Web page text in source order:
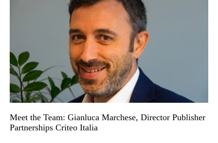
Meet the Team: Gianluca Marchese, Director Publisher
Partnerships Criteo Italia